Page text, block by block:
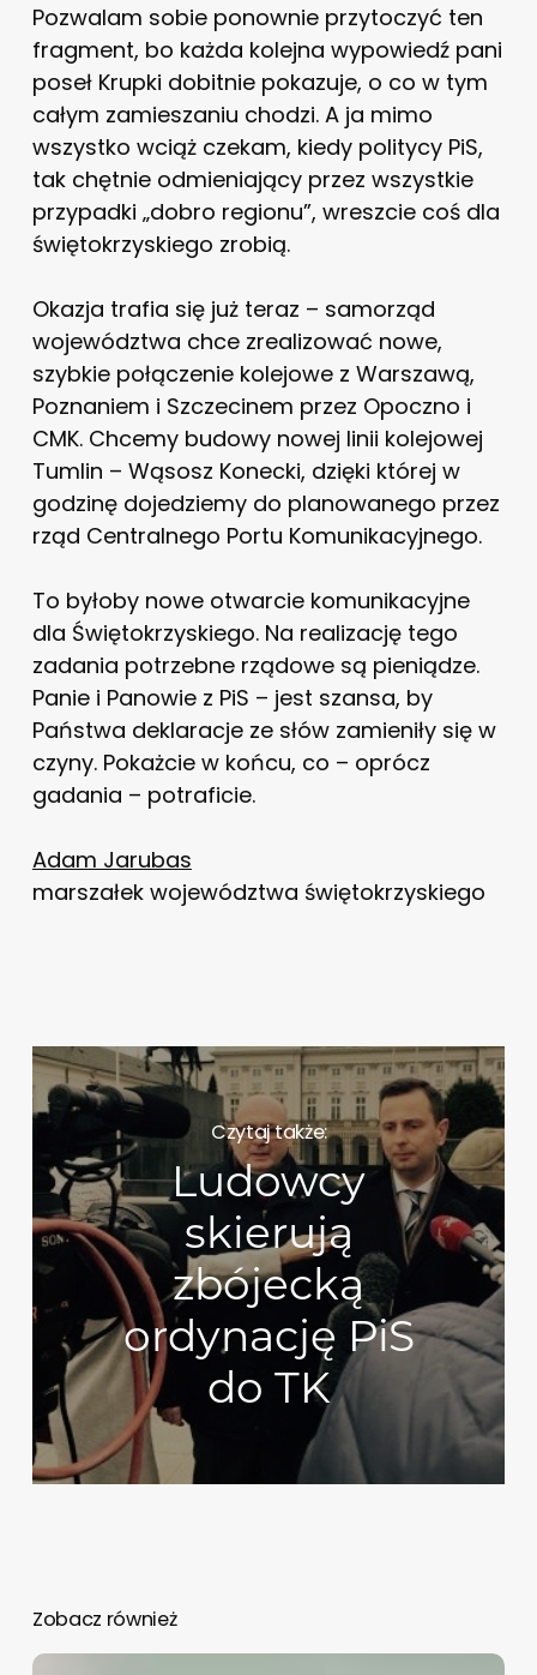
Pozwalam sobie ponownie przytoczyć ten
fragment, bo każda kolejna wypowiedź pani
poseł Krupki dobitnie pokazuje, o co w tym
całym zamieszaniu chodzi. A ja mimo
wszystko wciąż czekam, kiedy politycy PiS,
tak chętnie odmieniający przez wszystkie
przypadki „dobro regionu”, wreszcie coś dla
świętokrzyskiego zrobią.
Okazja trafia się już teraz – samorząd
województwa chce zrealizować nowe,
szybkie połączenie kolejowe z Warszawą,
Poznaniem i Szczecinem przez Opoczno i
CMK. Chcemy budowy nowej linii kolejowej
Tumlin – Wąsosz Konecki, dzięki której w
godzinę dojedziemy do planowanego przez
rząd Centralnego Portu Komunikacyjnego.
To byłoby nowe otwarcie komunikacyjne
dla Świętokrzyskiego. Na realizację tego
zadania potrzebne rządowe są pieniądze.
Panie i Panowie z PiS – jest szansa, by
Państwa deklaracje ze słów zamieniły się w
czyny. Pokażcie w końcu, co – oprócz
gadania – potraficie.
Adam Jarubas
marszałek województwa świętokrzyskiego
Czytaj także:
Ludowcy
skierują
zbójecką
ordynację PiS
do TK
Zobacz również